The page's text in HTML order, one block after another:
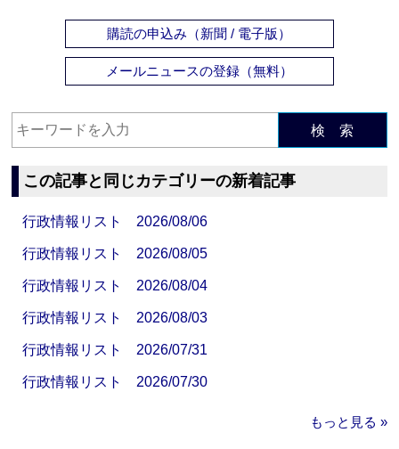
購読の申込み（新聞 / 電子版）
メールニュースの登録（無料）
検 索
この記事と同じカテゴリーの新着記事
行政情報リスト 2026/08/06
行政情報リスト 2026/08/05
行政情報リスト 2026/08/04
行政情報リスト 2026/08/03
行政情報リスト 2026/07/31
行政情報リスト 2026/07/30
もっと見る »